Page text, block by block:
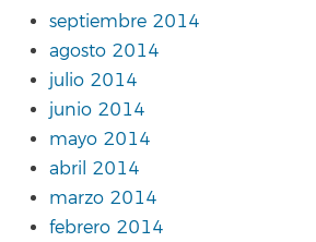
septiembre 2014
agosto 2014
julio 2014
junio 2014
mayo 2014
abril 2014
marzo 2014
febrero 2014